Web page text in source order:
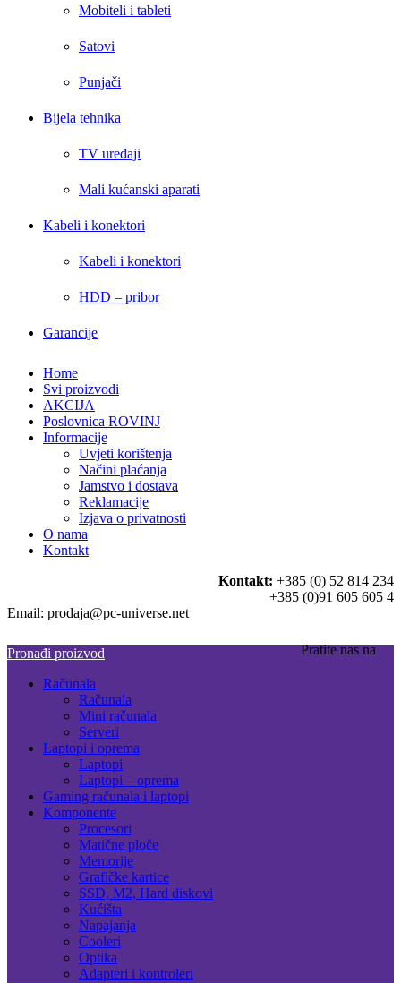
Mobiteli i tableti
Satovi
Punjači
Bijela tehnika
TV uređaji
Mali kućanski aparati
Kabeli i konektori
Kabeli i konektori
HDD – pribor
Garancije
Home
Svi proizvodi
AKCIJA
Poslovnica ROVINJ
Informacije
Uvjeti korištenja
Načini plaćanja
Jamstvo i dostava
Reklamacije
Izjava o privatnosti
O nama
Kontakt
Kontakt: +385 (0) 52 814 234
+385 (0)91 605 605 4
Email: prodaja@pc-universe.net
Pratite nas na
Pronađi proizvod
Računala
Računala
Mini računala
Serveri
Laptopi i oprema
Laptopi
Laptopi – oprema
Gaming računala i laptopi
Komponente
Procesori
Matične ploče
Memorije
Grafičke kartice
SSD, M2, Hard diskovi
Kućišta
Napajanja
Cooleri
Optika
Adapteri i kontroleri